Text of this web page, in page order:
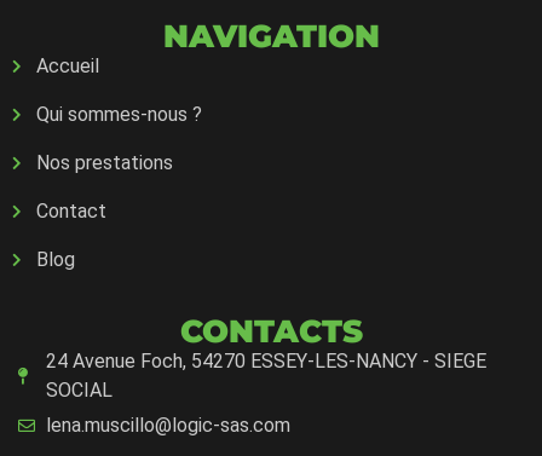
NAVIGATION
Accueil
Qui sommes-nous ?
Nos prestations
Contact
Blog
CONTACTS
24 Avenue Foch, 54270 ESSEY-LES-NANCY - SIEGE
SOCIAL
lena.muscillo@logic-sas.com